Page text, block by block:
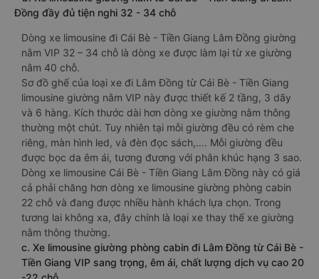
Đồng đầy đủ tiện nghi 32 - 34 chỗ
Dòng xe limousine đi Cái Bè - Tiền Giang Lâm Đồng giường
nằm VIP 32 – 34 chỗ là dòng xe được làm lại từ xe giường
nằm 40 chỗ.
Sơ đồ ghế của loại xe đi Lâm Đồng từ Cái Bè - Tiền Giang
limousine giường nằm VIP này được thiết kế 2 tầng, 3 dãy
và 6 hàng. Kích thước dài hơn dòng xe giường nằm thông
thường một chút. Tuy nhiên tại mỗi giường đều có rèm che
riêng, màn hình led, và đèn đọc sách,…. Mỗi giường đều
được bọc da êm ái, tương đương với phân khúc hạng 3 sao.
Dòng xe limousine Cái Bè - Tiền Giang Lâm Đồng này có giá
cả phải chăng hơn dòng xe limousine giường phòng cabin
22 chỗ và đang được nhiều hành khách lựa chọn. Trong
tương lai không xa, đây chính là loại xe thay thế xe giường
nằm thông thường.
c. Xe limousine giường phòng cabin đi Lâm Đồng từ Cái Bè -
Tiền Giang VIP sang trọng, êm ái, chất lượng dịch vụ cao 20